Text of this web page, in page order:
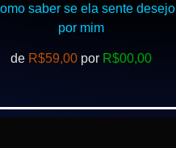
saber se ela sente desejo
por mim
de R$59,00 por R$00,00